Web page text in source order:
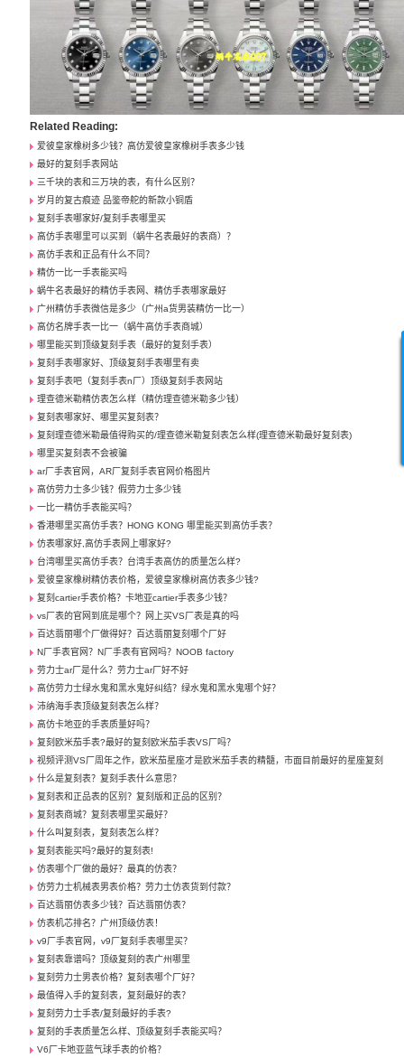
Related Reading:
爱彼皇家橡树多少钱？高仿爱彼皇家橡树手表多少钱
最好的复刻手表网站
三千块的表和三万块的表，有什么区别？
岁月的复古痕迹 品鉴帝舵的新款小铜盾
复刻手表哪家好/复刻手表哪里买
高仿手表哪里可以买到（蜗牛名表最好的表商）？
高仿手表和正品有什么不同？
精仿一比一手表能买吗
蜗牛名表最好的精仿手表网、精仿手表哪家最好
广州精仿手表微信是多少（广州a货男装精仿一比一）
高仿名牌手表一比一（蜗牛高仿手表商城）
哪里能买到顶级复刻手表（最好的复刻手表）
复刻手表哪家好、顶级复刻手表哪里有卖
复刻手表吧（复刻手表n厂）顶级复刻手表网站
理查德米勒精仿表怎么样（精仿理查德米勒多少钱）
复刻表哪家好、哪里买复刻表？
复刻理查德米勒最值得购买的/理查德米勒复刻表怎么样(理查德米勒最好复刻表)
哪里买复刻表不会被骗
ar厂手表官网，AR厂复刻手表官网价格图片
高仿劳力士多少钱？假劳力士多少钱
一比一精仿手表能买吗？
香港哪里买高仿手表？HONG KONG 哪里能买到高仿手表？
仿表哪家好,高仿手表网上哪家好?
台湾哪里买高仿手表？台湾手表高仿的质量怎么样?
爱彼皇家橡树精仿表价格，爱彼皇家橡树高仿表多少钱?
复刻cartier手表价格？卡地亚cartier手表多少钱？
vs厂表的官网到底是哪个？网上买VS厂表是真的吗
百达翡丽哪个厂做得好？百达翡丽复刻哪个厂好
N厂手表官网？N厂手表有官网吗？NOOB factory
劳力士ar厂是什么？劳力士ar厂好不好
高仿劳力士绿水鬼和黑水鬼好纠结？绿水鬼和黑水鬼哪个好？
沛纳海手表顶级复刻表怎么样？
高仿卡地亚的手表质量好吗？
复刻欧米茄手表?最好的复刻欧米茄手表VS厂吗？
视频评测VS厂周年之作，欧米茄星座才是欧米茄手表的精髓，市面目前最好的星座复刻
什么是复刻表？复刻手表什么意思？
复刻表和正品表的区别？复刻版和正品的区别？
复刻表商城？复刻表哪里买最好？
什么叫复刻表，复刻表怎么样？
复刻表能买吗?最好的复刻表!
仿表哪个厂做的最好？最真的仿表？
仿劳力士机械表男表价格？劳力士仿表货到付款？
百达翡丽仿表多少钱？百达翡丽仿表？
仿表机芯排名？广州顶级仿表！
v9厂手表官网，v9厂复刻手表哪里买？
复刻表靠谱吗？顶级复刻的表广州哪里
复刻劳力士男表价格？复刻表哪个厂好？
最值得入手的复刻表，复刻最好的表？
复刻劳力士手表/复刻最好的手表?
复刻的手表质量怎么样、顶级复刻手表能买吗？
V6厂卡地亚蓝气球手表的价格？